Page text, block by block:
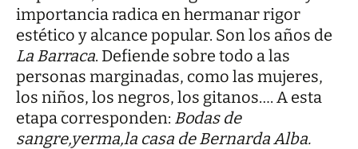
importancia radica en hermanar rigor
estético y alcance popular. Son los años de
La Barraca. Defiende sobre todo a las
personas marginadas, como las mujeres,
los niños, los negros, los gitanos…. A esta
etapa corresponden: Bodas de
sangre,yerma,la casa de Bernarda Alba.